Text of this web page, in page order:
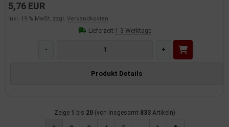
5,76 EUR
inkl. 19 % MwSt. zzgl. Versandkosten
Lieferzeit:1-3 Werktage
- +
Produkt Details
Zeige 1 bis 20(von insgesamt 833Artikeln)